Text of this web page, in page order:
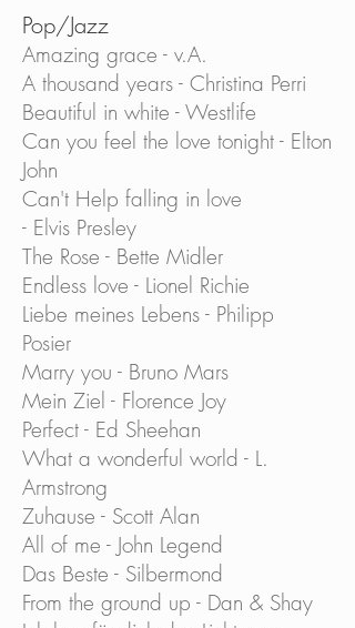
Pop/Jazz
Amazing grace - v.A.
A thousand years - Christina Perri
Beautiful in white - Westlife
Can you feel the love tonight - Elton
John
Can't Help falling in love
- Elvis Presley
The Rose - Bette Midler
Endless love - Lionel Richie
Liebe meines Lebens - Philipp
Posier
Marry you - Bruno Mars
Mein Ziel - Florence Joy
Perfect - Ed Sheehan
What a wonderful world - L.
Armstrong
Zuhause - Scott Alan
All of me - John Legend
Das Beste - Silbermond
From the ground up - Dan & Shay